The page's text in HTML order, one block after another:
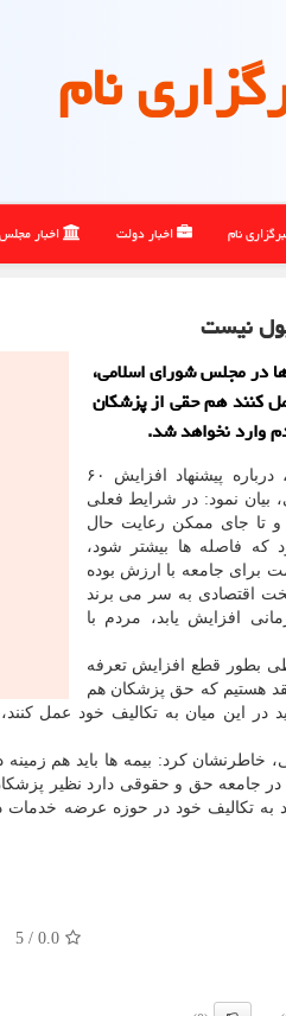
نام
نام اخبار دولت اخبار مجلس
نیست
در مجلس شورای اسلامی،
کنند هم حقی از پزشکان
وارد نخواهد شد.
محمدصالح جوکار در گفت و گو با ایسنا، درباره پیشنهاد افزایش ۶۰
بیان نمود: در شرایط فعلی
و تا جای ممکن رعایت حال
که فاصله ها بیشتر شود،
برای جامعه با ارزش بوده
اقتصادی به سر می برند
افزایش یابد، مردم با
بطور قطع افزایش تعرفه
هستیم که حق پزشکان هم
در این میان به تکالیف خود عمل
خاطرنشان کرد: بیمه ها باید هم زمینه
جامعه حق و حقوقی دارد نظیر
به تکالیف خود در حوزه عرضه
0.0
/
5